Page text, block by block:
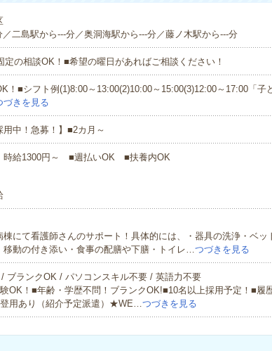
二島駅から---分／奥洞海駅から---分／藤ノ木駅から---分
定の相談OK！■希望の曜日があればご相談ください！
！■シフト例(1)8:00～13:00(2)10:00～15:00(3)12:00～17:00「子
づきを見る
用中！急募！】■2カ月～
時給1300円～ ■週払いOK ■扶養内OK
にて看護師さんのサポート！具体的には、・器具の洗浄・ベッ
移動の付き添い・食事の配膳や下膳・トイレ…つづきを見る
ブランクOK / パソコンスキル不要 / 英語力不要
OK！■年齢・学歴不問！ブランクOK!■10名以上採用予定！■履
用あり（紹介予定派遣）★WE…つづきを見る